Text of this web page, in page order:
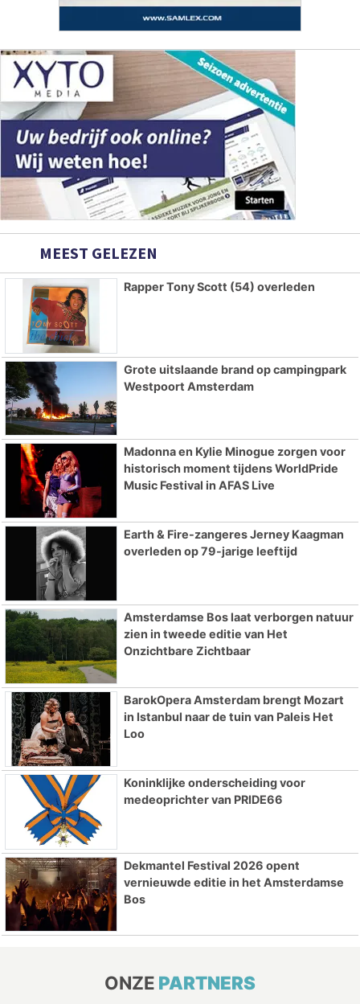
MEEST GELEZEN
Rapper Tony Scott (54) overleden
Grote uitslaande brand op campingpark
Westpoort Amsterdam
Madonna en Kylie Minogue zorgen voor
historisch moment tijdens WorldPride
Music Festival in AFAS Live
Earth & Fire-zangeres Jerney Kaagman
overleden op 79-jarige leeftijd
Amsterdamse Bos laat verborgen natuur
zien in tweede editie van Het
Onzichtbare Zichtbaar
BarokOpera Amsterdam brengt Mozart
in Istanbul naar de tuin van Paleis Het
Loo
Koninklijke onderscheiding voor
medeoprichter van PRIDE66
Dekmantel Festival 2026 opent
vernieuwde editie in het Amsterdamse
Bos
ONZE PARTNERS